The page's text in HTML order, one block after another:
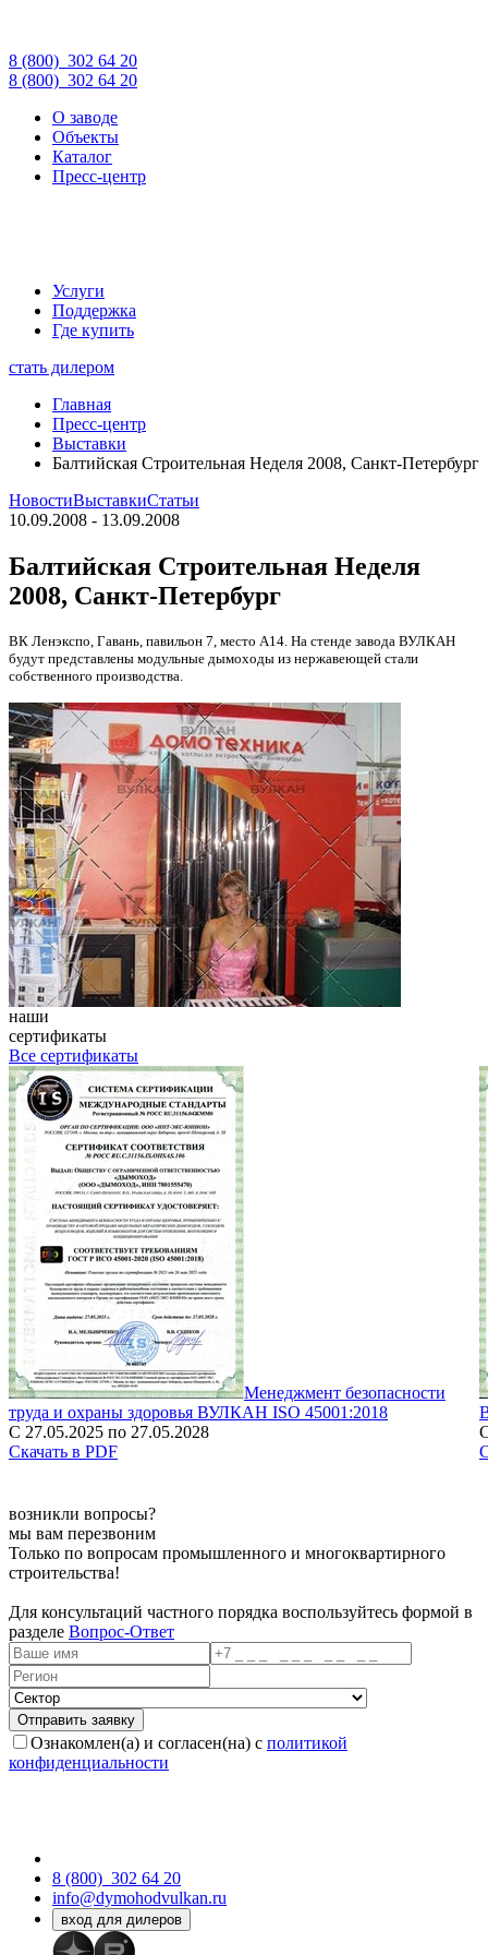
8 (800) 302 64 20
8 (800) 302 64 20
О заводе
Объекты
Каталог
Пресс-центр
Услуги
Поддержка
Где купить
стать дилером
Главная
Пресс-центр
Выставки
Балтийская Строительная Неделя 2008, Санкт-Петербург
НовостиВыставкиСтатьи
10.09.2008 - 13.09.2008
Балтийская Строительная Неделя
2008, Санкт-Петербург
ВК Ленэкспо, Гавань, павильон 7, место А14. На стенде завода ВУЛКАН
будут представлены модульные дымоходы из нержавеющей стали
собственного производства.
наши
сертификаты
Все сертификаты
Менеджмент безопасности
труда и охраны здоровья ВУЛКАН ISO 45001:2018
С 27.05.2025 по 27.05.2028
Скачать в PDF
возникли вопросы?
мы вам перезвоним
Только по вопросам промышленного и многоквартирного
строительства!
Для консультаций частного порядка воспользуйтесь формой в
разделе Вопрос-Ответ
Ознакомлен(а) и согласен(на) с политикой
конфиденциальности
8 (800) 302 64 20
info@dymohodvulkan.ru